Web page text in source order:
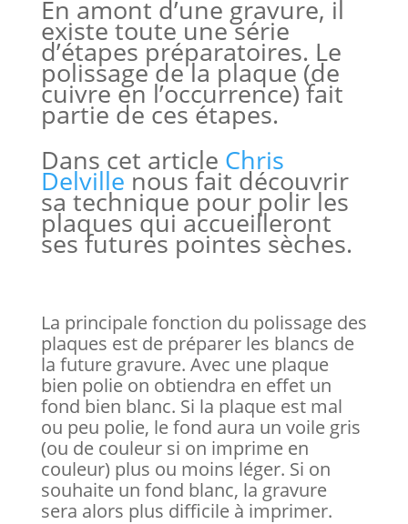
En amont d’une gravure, il
existe toute une série
d’étapes préparatoires. Le
polissage de la plaque (de
cuivre en l’occurrence) fait
partie de ces étapes.
Dans cet article Chris
Delvillenous fait découvrir
sa technique pour polir les
plaques qui accueilleront
ses futures pointes sèches.
La principale fonction du polissage des
plaques est de préparer les blancs de
la future gravure. Avec une plaque
bien polie on obtiendra en effet un
fond bien blanc. Si la plaque est mal
ou peu polie, le fond aura un voile gris
(ou de couleur si on imprime en
couleur) plus ou moins léger. Si on
souhaite un fond blanc, la gravure
sera alors plus difficile à imprimer.